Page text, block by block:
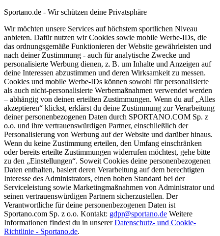
Sportano.de - Wir schützen deine Privatsphäre
Wir möchten unsere Services auf höchstem sportlichen Niveau
anbieten. Dafür nutzen wir Cookies sowie mobile Werbe-IDs, die
das ordnungsgemäße Funktionieren der Website gewährleisten und
nach deiner Zustimmung - auch für analytische Zwecke und
personalisierte Werbung dienen, z. B. um Inhalte und Anzeigen auf
deine Interessen abzustimmen und deren Wirksamkeit zu messen.
Cookies und mobile Werbe-IDs können sowohl für personalisierte
als auch nicht-personalisierte Werbemaßnahmen verwendet werden
– abhängig von deinen erteilten Zustimmungen. Wenn du auf „Alles
akzeptieren“ klickst, erklärst du deine Zustimmung zur Verarbeitung
deiner personenbezogenen Daten durch SPORTANO.COM Sp. z
o.o. und ihre vertrauenswürdigen Partner, einschließlich der
Personalisierung von Werbung auf der Website und darüber hinaus.
Wenn du keine Zustimmung erteilen, den Umfang einschränken
oder bereits erteilte Zustimmungen widerrufen möchtest, gehe bitte
zu den „Einstellungen“. Soweit Cookies deine personenbezogenen
Daten enthalten, basiert deren Verarbeitung auf dem berechtigten
Interesse des Administrators, einen hohen Standard bei der
Serviceleistung sowie Marketingmaßnahmen von Administrator und
seinen vertrauenswürdigen Partnern sicherzustellen. Der
Verantwortliche für deine personenbezogenen Daten ist
Sportano.com Sp. z o.o. Kontakt: gdpr@sportano.de Weitere
Informationen findest du in unsererDatenschutz- und Cookie-
Richtlinie - Sportano.de.